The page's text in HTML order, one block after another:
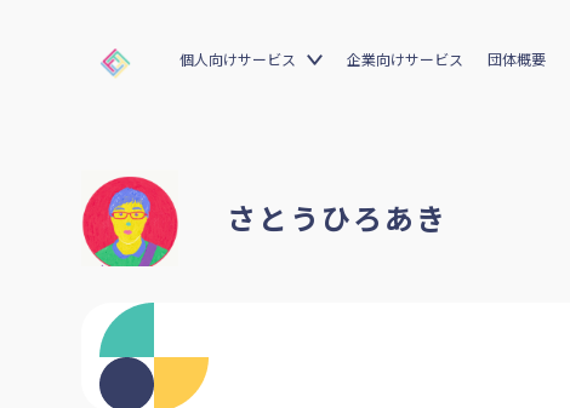
個人向けサービス 企業向けサービス 団体概要
さとうひろあき